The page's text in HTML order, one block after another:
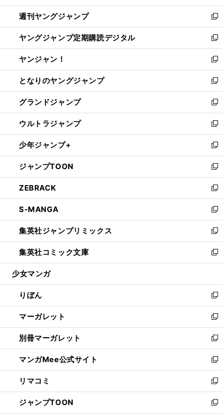
開
く
ウ
で
開
く
ン
ド
ウ
で
開
く
ウ
ィ
ン
ド
ウ
で
開
く
週刊ヤングジャンプ
新
し
い
ウ
ィ
ン
ド
ウ
で
開
く
ヤングジャンプ定期購読デジタル
新
し
い
ウ
ィ
ン
ド
ウ
で
開
く
ヤンジャン！
新
し
い
ウ
ィ
ン
ド
ウ
で
開
く
となりのヤングジャンプ
新
し
い
ウ
ィ
ン
ド
ウ
で
開
く
グランドジャンプ
新
し
い
ウ
ィ
ン
ド
ウ
で
開
く
ウルトラジャンプ
新
し
い
ウ
ィ
ン
ド
ウ
で
開
く
少年ジャンプ+
新
し
い
ウ
ィ
ン
ド
ウ
で
開
く
ジャンプTOON
新
し
い
ウ
ィ
ン
ド
ウ
で
開
ZEBRACK
新
し
い
ウ
ィ
ン
ド
ウ
開
く
S-MANGA
新
し
い
ウ
ィ
ン
ウ
で
開
く
集英社ジャンプリミックス
新
し
い
ウ
ン
ド
ウ
で
開
く
集英社コミック文庫
新
し
ウ
ィ
ン
ド
ウ
で
開
く
少女マンガ
りぼん
新
し
い
ウ
ィ
ン
ド
ウ
で
開
く
マーガレット
新
し
い
ウ
ィ
ン
ド
ウ
で
開
別冊マーガレット
新
し
い
ウ
ィ
ン
ド
ウ
マンガMee公式サイト
新
し
い
ウ
ィ
ン
リマコミ
新
し
い
ウ
ジャンプTOON
新
し